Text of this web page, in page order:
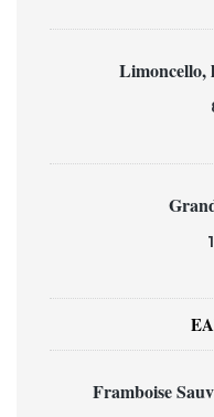
Limoncello,
Framboise